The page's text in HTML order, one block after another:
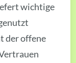
wichtige
der offene